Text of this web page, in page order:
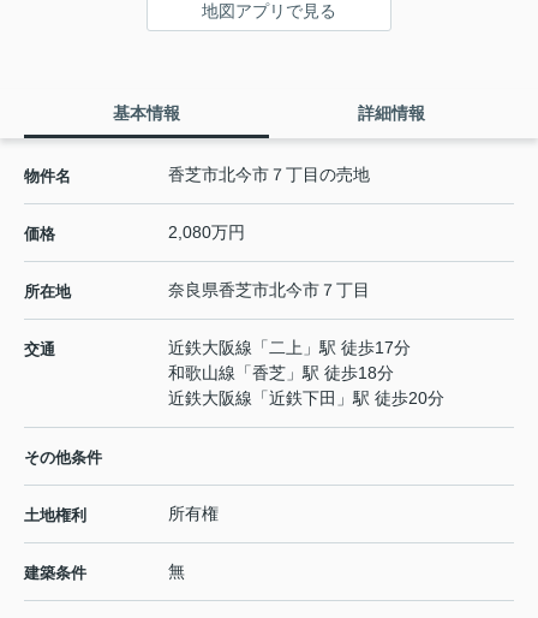
地図アプリで見る
基本情報 詳細情報
物件名 香芝市北今市７丁目の売地
価格 2,080万円
所在地 奈良県香芝市北今市 ７丁目
交通 近鉄大阪線 「 二上 」駅 徒歩17分
和歌山線 「香芝 」駅 徒歩18分
近鉄大阪線 「近鉄下田 」駅 徒歩20分
その他条件
土地権利 所有権
建築条件 無